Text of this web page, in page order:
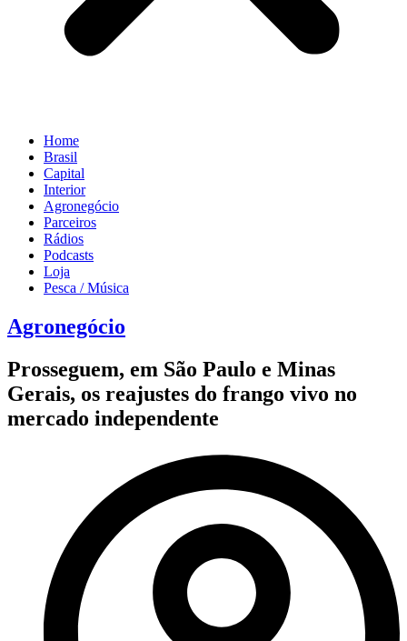
Home
Brasil
Capital
Interior
Agronegócio
Parceiros
Rádios
Podcasts
Loja
Pesca / Música
Agronegócio
Prosseguem, em São Paulo e Minas
Gerais, os reajustes do frango vivo no
mercado independente